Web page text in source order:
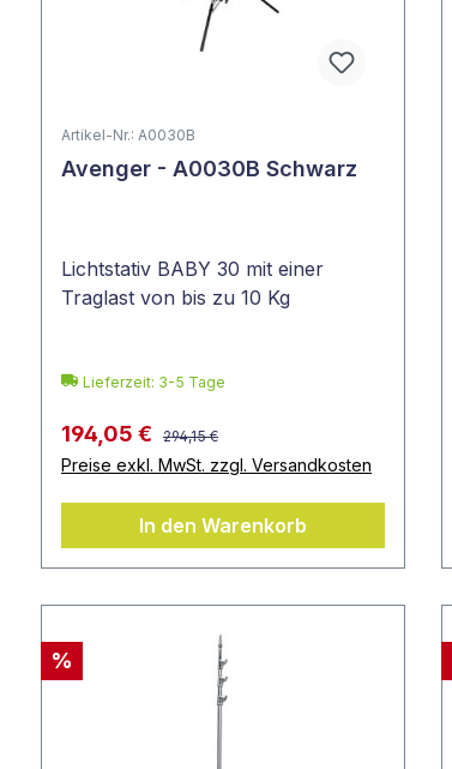
Artikel-Nr.: A0030B
Avenger - A0030B Schwarz
Lichtstativ BABY 30 mit einer
Traglast von bis zu 10 Kg
Lieferzeit: 3-5 Tage
194,05 € 294,15 €
Preise exkl. MwSt. zzgl. Versandkosten
In den Warenkorb
%